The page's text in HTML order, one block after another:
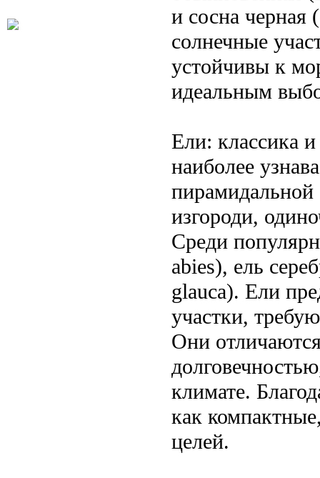
и сосна
солнечные
устойчивы к
идеальным
Ели: классика
наиболее
изгороди,
Среди
abies), ель
glauca). Ели
участки,
Они
климате.
как
целей.